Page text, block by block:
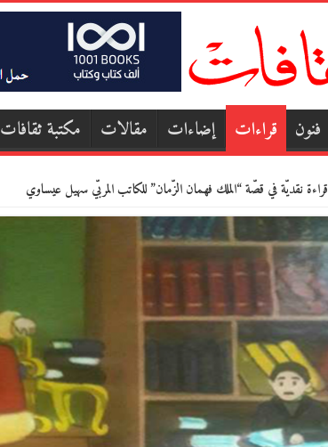
فنون قراءات إضاءات مقالات مكتبة ثقافات
قراءة نقديّة في قصّة “الملك فهمان الزّمان” للكاتب المربّي سهيل عيساوي